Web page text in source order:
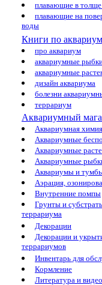
плавающие в
плавающие на
воды
Книги по
про аквариум
аквариумные
аквариумные
дизайн аквариума
болезни
террариум
Аквариумный
Аквариумная химия
Аквариумные
Аквариумные
Аквариумные
Аквариумы и
Аэрация,
Внутренние помпы
Грунты и
террариума
Декорации
Декорации и
террариумов
Инвентарь для
Кормление
Литература и видео